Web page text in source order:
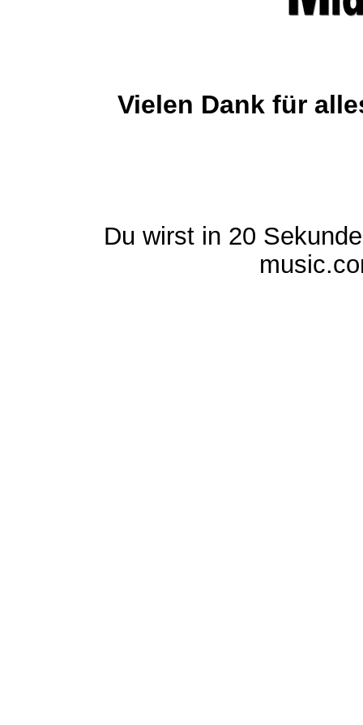
Vielen Dank für
Du wirst in 20